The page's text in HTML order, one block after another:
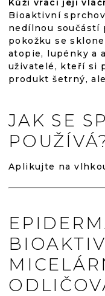
Kůži vrací její
Bioaktivní
nedílnou součástí
pokožku se
atopie, lupénky a
uživatelé, kteří si
produkt šetrný,
JAK SE
Aplikujte na